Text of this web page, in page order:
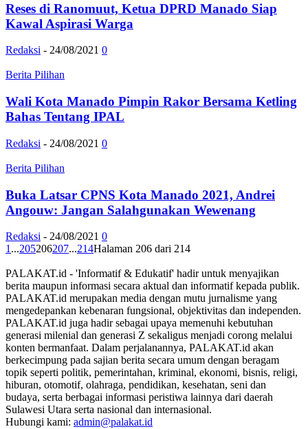
Reses di Ranomuut, Ketua DPRD Manado Siap
Kawal Aspirasi Warga
Redaksi - 24/08/2021 0
Berita Pilihan
Wali Kota Manado Pimpin Rakor Bersama Ketling
Bahas Tentang IPAL
Redaksi - 24/08/2021 0
Berita Pilihan
Buka Latsar CPNS Kota Manado 2021, Andrei
Angouw: Jangan Salahgunakan Wewenang
Redaksi - 24/08/2021 0
1 ...205206207...214Halaman 206 dari 214
PALAKAT.id - 'Informatif & Edukatif' hadir untuk menyajikan
berita maupun informasi secara aktual dan informatif kepada publik.
PALAKAT.id merupakan media dengan mutu jurnalisme yang
mengedepankan kebenaran fungsional, objektivitas dan independen.
PALAKAT.id juga hadir sebagai upaya memenuhi kebutuhan
generasi milenial dan generasi Z sekaligus menjadi corong melalui
konten bermanfaat. Dalam perjalanannya, PALAKAT.id akan
berkecimpung pada sajian berita secara umum dengan beragam
topik seperti politik, pemerintahan, kriminal, ekonomi, bisnis, religi,
hiburan, otomotif, olahraga, pendidikan, kesehatan, seni dan
budaya, serta berbagai informasi peristiwa lainnya dari daerah
Sulawesi Utara serta nasional dan internasional.
Hubungi kami: admin@palakat.id